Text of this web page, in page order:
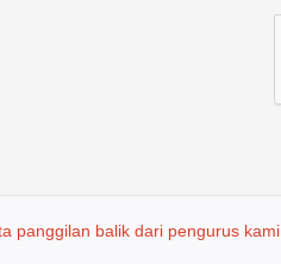
panggilan balik dari pengurus kami